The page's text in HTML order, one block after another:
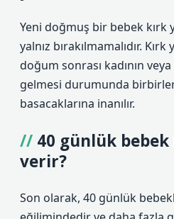
Yeni doğmuş bir bebek kırk
yalnız bırakılmamalıdır.
doğum sonrası kadının
gelmesi durumunda
basacaklarına inanılır.
40 günlük
verir?
Son olarak, 40 günlük